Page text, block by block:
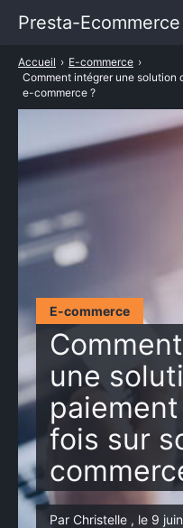
E-commerce
une
fois sur
Par Christelle , le 9
Accueil › E-commerce ›
Comment intégrer une solution
e-commerce ?
Presta-Ecommerce
Entrepreneuriat
Marketing
Services
TARIFS PRESTASHOP